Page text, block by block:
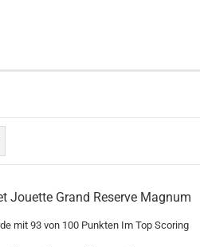
Jouette Grand Reserve Magnum
mit 93 von 100 Punkten Im Top Scoring